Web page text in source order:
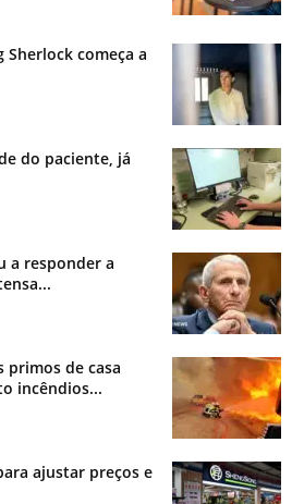
Sherlock começa a
do paciente, já
a responder a
primos de casa
incêndios...
ajustar preços e